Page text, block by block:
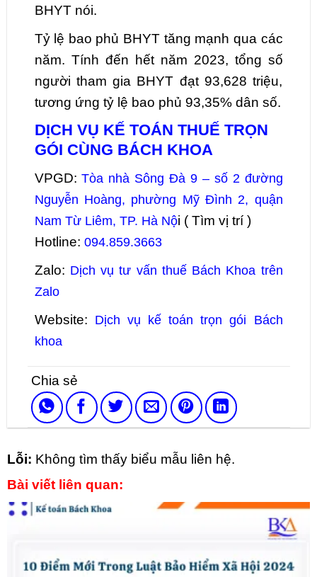
BHYT nói.
Tỷ lệ bao phủ BHYT tăng mạnh qua các
năm. Tính đến hết năm 2023, tổng số
người tham gia BHYT đạt 93,628 triệu,
tương ứng tỷ lệ bao phủ 93,35% dân số.
DỊCH VỤ KẾ TOÁN THUẾ TRỌN
GÓI CÙNG BÁCH KHOA
VPGD:Tòa nhà Sông Đà 9 – số 2 đường
Nguyễn Hoàng, phường Mỹ Đình 2, quận
Nam Từ Liêm, TP. Hà Nội ( Tìm vị trí )
Hotline: 094.859.3663
Zalo: Dịch vụ tư vấn thuế Bách Khoa trên
Zalo
Website: Dịch vụ kế toán trọn gói Bách
khoa
Lỗi: Không tìm thấy biểu mẫu liên hệ.
Bài viết liên quan: